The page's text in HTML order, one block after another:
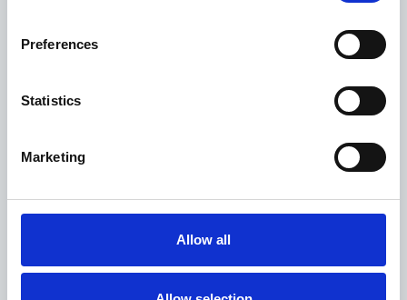
Preferences
Statistics
Marketing
Allow all
IVAR CS spol. s.r.o.